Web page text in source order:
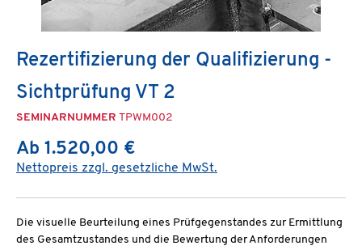
Rezertifizierung der Qualifizierung -
Sichtprüfung VT 2
SEMINARNUMMER TPWM002
Ab 1.520,00 €
Nettopreis zzgl. gesetzliche MwSt.
Die visuelle Beurteilung eines Prüfgegenstandes zur Ermittlung
des Gesamtzustandes und die Bewertung der Anforderungen